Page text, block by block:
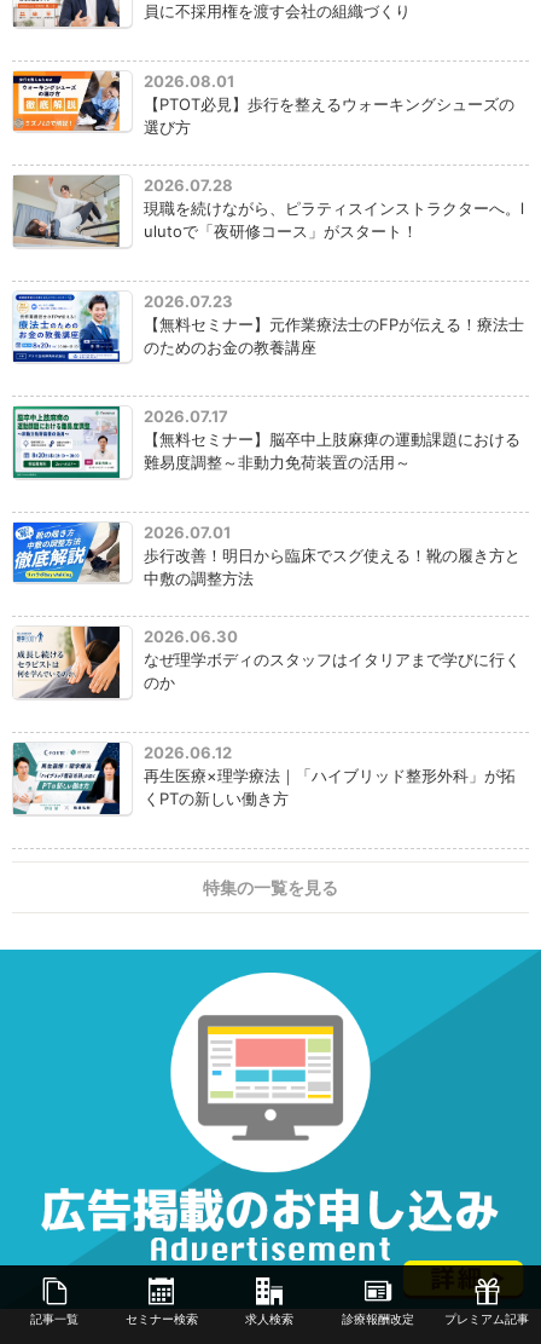
記事一覧 セミナー検索 求人検索 診療報酬改定 プレミアム記事
員に不採用権を渡す会社の組織づくり
2026.08.01
【PTOT必見】歩行を整えるウォーキングシューズの
選び方
2026.07.28
現職を続けながら、ピラティスインストラクターへ。l
ulutoで「夜研修コース」がスタート！
2026.07.23
【無料セミナー】元作業療法士のFPが伝える！療法士
のためのお金の教養講座
2026.07.17
【無料セミナー】脳卒中上肢麻痺の運動課題における
難易度調整～非動力免荷装置の活用～
2026.07.01
歩行改善！明日から臨床でスグ使える！靴の履き方と
中敷の調整方法
2026.06.30
なぜ理学ボディのスタッフはイタリアまで学びに行く
のか
2026.06.12
再生医療×理学療法｜「ハイブリッド整形外科」が拓
くPTの新しい働き方
特集の一覧を見る